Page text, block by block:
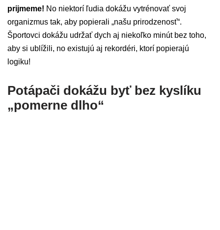
prijmeme! No niektorí ľudia dokážu vytrénovať svoj
organizmus tak, aby popierali „našu prirodzenosť“.
Športovci dokážu udržať dych aj niekoľko minút bez toho,
aby si ublížili, no existujú aj rekordéri, ktorí popierajú
logiku!
Potápači dokážu byť bez kyslíku
„pomerne dlho“